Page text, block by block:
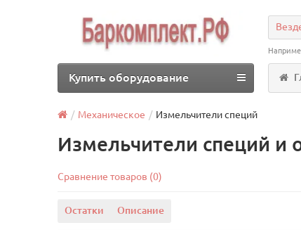
Купить оборудование
Механическое Измельчители специй
Измельчители специй и
Сравнение товаров (0)
Остатки Описание